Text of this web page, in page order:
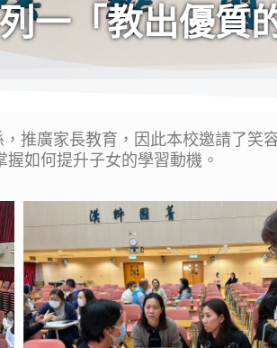
一「教出優質
廣家長教育，因此本校邀請了笑
如何提升子女的學習動機。